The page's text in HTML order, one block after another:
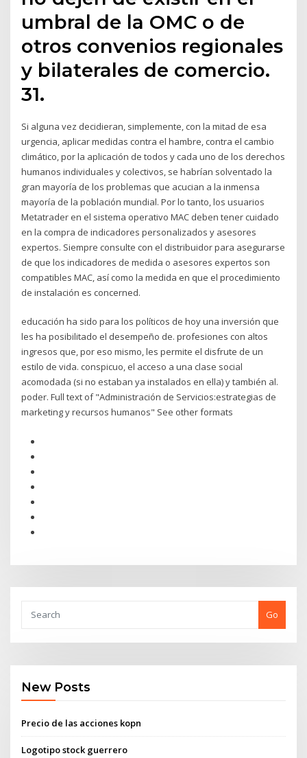
umbral de la OMC o de
otros convenios regionales
y bilaterales de comercio.
31.
Si alguna vez decidieran, simplemente, con la mitad de esa
urgencia, aplicar medidas contra el hambre, contra el cambio
climático, por la aplicación de todos y cada uno de los derechos
humanos individuales y colectivos, se habrían solventado la
gran mayoría de los problemas que acucian a la inmensa
mayoría de la población mundial. Por lo tanto, los usuarios
Metatrader en el sistema operativo MAC deben tener cuidado
en la compra de indicadores personalizados y asesores
expertos. Siempre consulte con el distribuidor para asegurarse
de que los indicadores de medida o asesores expertos son
compatibles MAC, así como la medida en que el procedimiento
de instalación es concerned.
educación ha sido para los políticos de hoy una inversión que
les ha posibilitado el desempeño de. profesiones con altos
ingresos que, por eso mismo, les permite el disfrute de un
estilo de vida. conspicuo, el acceso a una clase social
acomodada (si no estaban ya instalados en ella) y también al.
poder. Full text of "Administración de Servicios:estrategias de
marketing y recursos humanos" See other formats
Go
New Posts
Precio de las acciones kopn
Logotipo stock guerrero